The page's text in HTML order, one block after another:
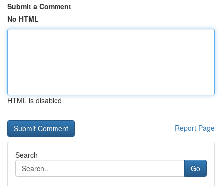
Submit a Comment
No HTML
HTML is disabled
Report Page
Search
Go